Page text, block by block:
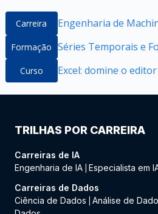
Carreira Engenharia de
Formação Séries Temporais e
Curso Excel: domine o
TRILHAS POR CARREIRA
Carreiras de IA
Engenharia de IA Especialista em
Carreiras de Dados
Ciência de Dados
Análise de